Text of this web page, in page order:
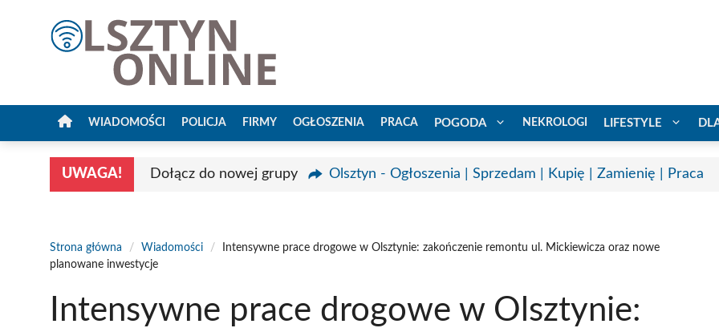
WIADOMOŚCI POLICJA FIRMY OGŁOSZENIA PRACA POGODA NEKROLOGI LIFESTYLE
UWAGA! Dołącz do nowej grupy Olsztyn - Ogłoszenia | Sprzedam | Kupię | Zamienię | Praca
Strona główna / Wiadomości /
Intensywne prace drogowe w Olsztynie: zakończenie remontu ul. Mickiewicza oraz nowe
planowane inwestycje
Intensywne prace drogowe w Olsztynie: